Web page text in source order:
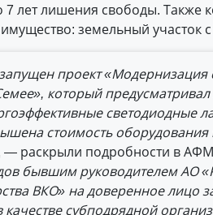
лет лишения свободы. Также
земельный
проект «Модернизация
который
светодиодные
стоимость
— раскрыли подробности в
бывшим руководителем АО
ВКО» на доверенное лицо
качестве субподрядной